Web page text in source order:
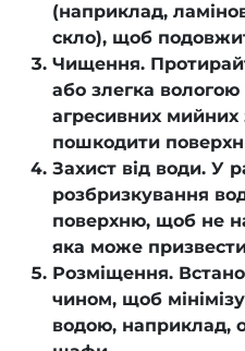
(наприклад,
скло), щоб
Чищення.
або злегка
агресивних мийних
пошкодити
Захист від води. У
розбризкування
поверхню, щоб не
яка може
Розміщення.
чином, щоб
водою, наприклад,